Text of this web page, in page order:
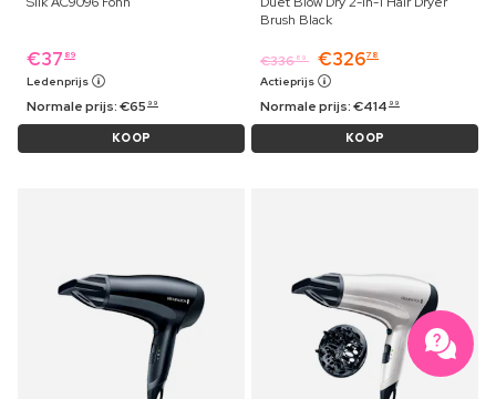
€37 89
Ledenprijs
Normale prijs:€65 99
KOOP
Brush Black
€336 89 €32678
Actieprijs
Normale prijs:€414 99
KOOP